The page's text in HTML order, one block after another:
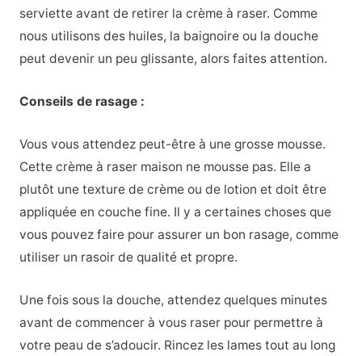
serviette avant de retirer la crème à raser. Comme
nous utilisons des huiles, la baignoire ou la douche
peut devenir un peu glissante, alors faites attention.
Conseils de rasage :
Vous vous attendez peut-être à une grosse mousse.
Cette crème à raser maison ne mousse pas. Elle a
plutôt une texture de crème ou de lotion et doit être
appliquée en couche fine. Il y a certaines choses que
vous pouvez faire pour assurer un bon rasage, comme
utiliser un rasoir de qualité et propre.
Une fois sous la douche, attendez quelques minutes
avant de commencer à vous raser pour permettre à
votre peau de s’adoucir. Rincez les lames tout au long